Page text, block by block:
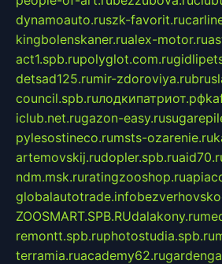
dynamoauto.ruszk-favorit.ru
kingbolenskaner.rualex-motor.ru
act1.spb.rupolyglot.com.ru
detsad125.rumir-zdoroviya.ru
council.spb.ruлодкипатриот.рф
iclub.net.rugazon-easy.ru
pylesostineco.rumsts-ozarenie.ru
artemovskij.rudopler.spb.ru
ndm.msk.ruratingzooshop.ru
globalautotrade.info
ZOOSMART.SPB.RUdalakony.ru
remontt.spb.ruphotostudia.spb.ru
terramia.ruacademy62.ru